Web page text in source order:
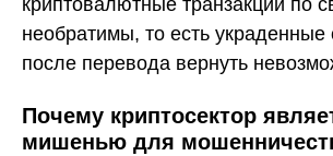
криптовалютные транзакции по
необратимы, то есть украденные
после перевода вернуть
Почему криптосектор
мишенью для